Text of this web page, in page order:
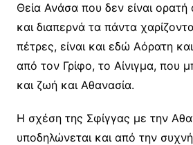
Θεία Ανάσα που δεν είναι ορατή
και διαπερνά τα πάντα
πέτρες, είναι και εδώ Αόρατη
από τον Γρίφο, το Αίνιγμα, που
και ζωή και Αθανασία.
Η σχέση της Σφίγγας με την
υποδηλώνεται και από την